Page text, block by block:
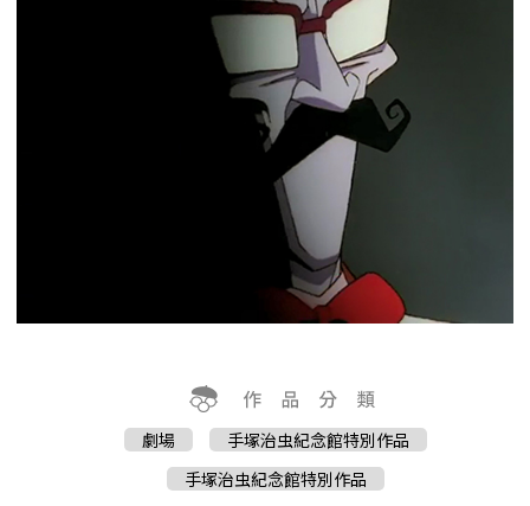
劇場
手塚治虫紀念館特別作品
手塚治虫紀念館特別作品